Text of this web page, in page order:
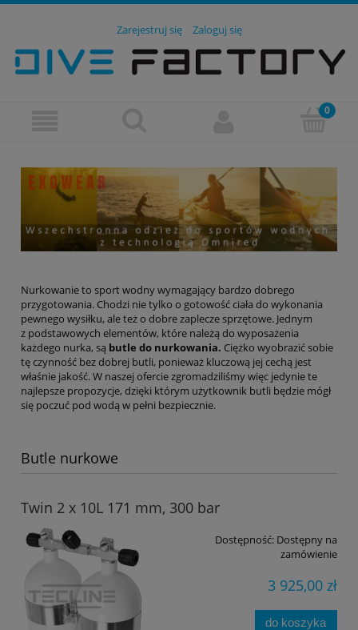
Zarejestruj się Zaloguj się
Nurkowanie to sport wodny wymagający bardzo dobrego
przygotowania. Chodzi nie tylko o gotowość ciała do wykonania
pewnego wysiłku, ale też o dobre zaplecze sprzętowe. Jednym
z podstawowych elementów, które należą do wyposażenia
każdego nurka, są butle do nurkowania. Ciężko wyobrazić sobie
tę czynność bez dobrej butli, ponieważ kluczową jej cechą jest
właśnie jakość. W naszej ofercie zgromadziliśmy więc jedynie te
najlepsze propozycje, dzięki którym użytkownik butli będzie mógł
się poczuć pod wodą w pełni bezpiecznie.
Butle nurkowe
Twin 2 x 10L 171 mm, 300 bar
Dostępność: Dostępny na
zamówienie
3 925,00 zł
do koszyka